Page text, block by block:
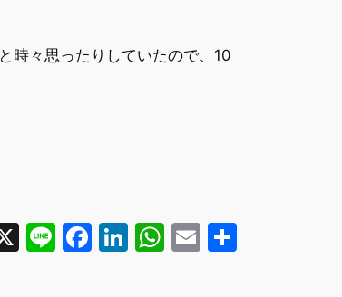
時々思ったりしていたので、10
X LineFacebook
LinkedIn
WhatsApp
Email